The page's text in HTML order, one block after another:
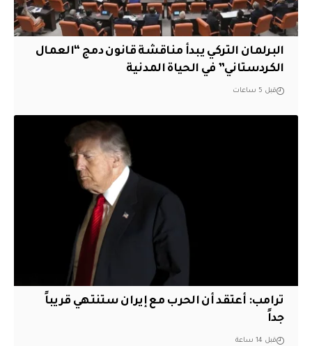
البرلمان التركي يبدأ مناقشة قانون دمج “العمال
الكردستاني” في الحياة المدنية
قبل 5 ساعات
‏ترامب: أعتقد أن الحرب مع إيران ستنتهي قريباً
جداً
قبل 14 ساعة